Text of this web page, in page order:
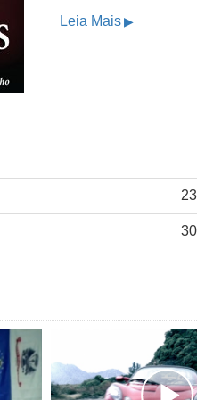
Leia Mais